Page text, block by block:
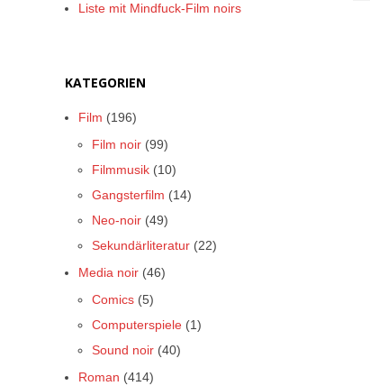
Liste mit Mindfuck-Film noirs
KATEGORIEN
Film (196)
Film noir (99)
Filmmusik (10)
Gangsterfilm (14)
Neo-noir (49)
Sekundärliteratur (22)
Media noir (46)
Comics (5)
Computerspiele (1)
Sound noir (40)
Roman (414)